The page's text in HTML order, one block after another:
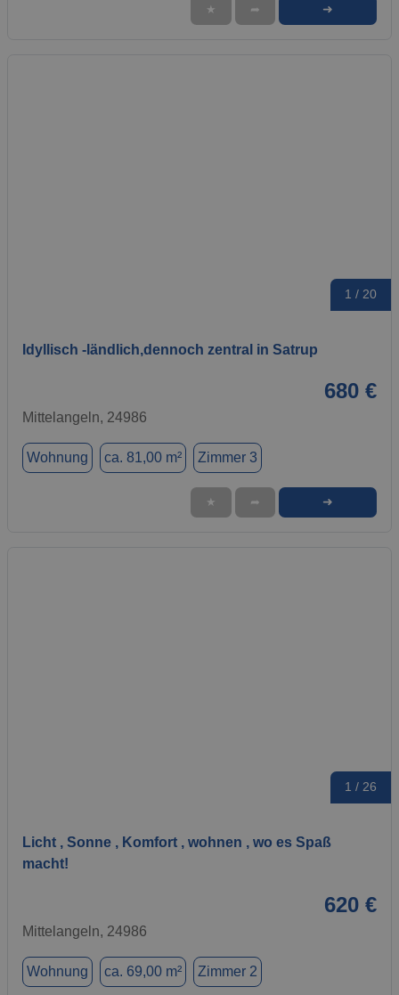
★ ➦ ➜
1 / 20
Idyllisch -ländlich,dennoch zentral in Satrup
680 €
Mittelangeln, 24986
Wohnung ca. 81,00 m² Zimmer 3
★ ➦ ➜
1 / 26
Licht , Sonne , Komfort , wohnen , wo es Spaß
macht!
620 €
Mittelangeln, 24986
Wohnung ca. 69,00 m² Zimmer 2